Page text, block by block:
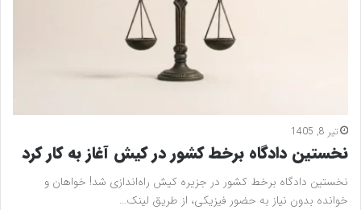
تیر 8, 1405
نخستین دادگاه برخط کشور در کیش آغاز به کار کرد
نخستین دادگاه برخط کشور در جزیره کیش راه‌اندازی شد! خواهان و
خوانده بدون نیاز به حضور فیزیکی، از طریق لینک…